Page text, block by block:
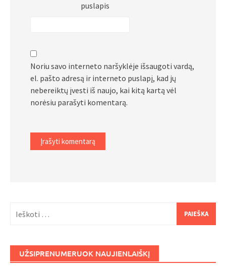
puslapis
Noriu savo interneto naršyklėje išsaugoti vardą,
el. pašto adresą ir interneto puslapį, kad jų
nebereiktų įvesti iš naujo, kai kitą kartą vėl
norėsiu parašyti komentarą.
UŽSIPRENUMERUOK NAUJIENLAIŠKĮ